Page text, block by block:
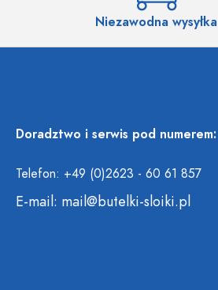
Niezawodna wysyłka
Doradztwo i serwis pod numerem:
Telefon: +49 (0)2623 - 60 61 857
E-mail: mail@butelki-sloiki.pl